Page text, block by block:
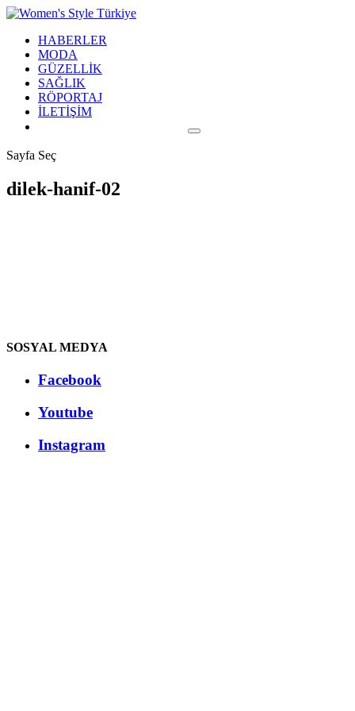
HABERLER
MODA
GÜZELLİK
SAĞLIK
RÖPORTAJ
İLETİŞİM
Sayfa Seç
dilek-hanif-02
SOSYAL MEDYA
Facebook
Youtube
Instagram